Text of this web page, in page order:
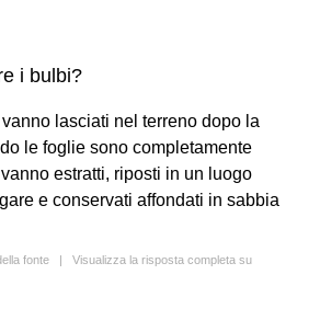
i bulbi?
lasciati nel terreno dopo la
le foglie sono completamente
estratti, riposti in un luogo
e conservati affondati in sabbia
fonte | Visualizza la risposta completa su